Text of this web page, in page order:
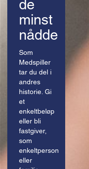
de
minst
nådde
Som
Medspiller
tar du del i
andres
historie. Gi
et
enkeltbeløp
eller bli
fastgiver,
som
enkeltperson
eller